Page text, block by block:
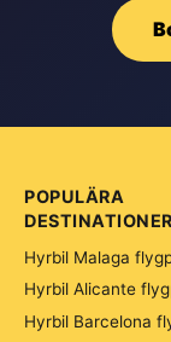
POPULÄRA
DESTINATIONER
Hyrbil Malaga
Hyrbil Alicante
Hyrbil Barcelona